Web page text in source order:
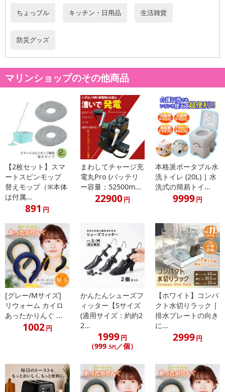
ちょっプル キッチン・日用品 生活雑貨
防災グッズ
マリンショップのその他商品
【2枚セット】スマ
ートスピンモップ
替えモップ（※本体
は付属...
891 円
まわしてチャージ充
電丸Pro (バッテリ
ー容量：52500m...
22900円
本格派ポータブル水
洗トイレ (20L) | 水
洗式の簡易トイ...
9999円
[グレー/Mサイズ]
リウォーム カイロ
あったかりんぐ ...
1002円
かんたんシューズフ
ィッター【Sサイズ
(適用サイズ：約約2
2...
1999円
（999.5円／個）
【ホワイト】コンパ
クト水切りラック |
排水プレートの向き
に...
2999円